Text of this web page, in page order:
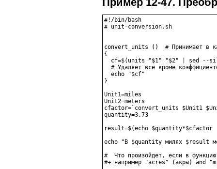
#!/bin/bash
# unit-conversion.sh
convert_units ()  # Принимает в
{
cf=$(units "$1" "$2" | sed --
# Удаляет все кроме
  echo "$cf"
}
Unit1=miles
Unit2=meters
cfactor=`convert_units $Unit1
quantity=3.73
result=$(echo
echo "В $quantity милях $result
#  Что произойдет, если в функцию
#+ например "acres" (акры) and